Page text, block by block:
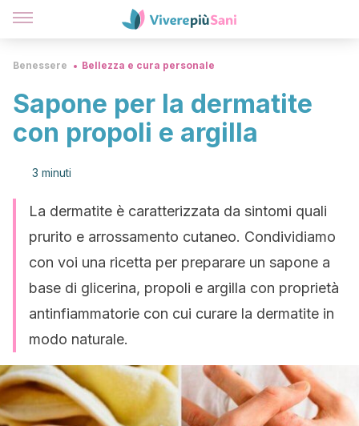
Benessere Bellezza e cura personale
Sapone per la dermatite
con propoli e argilla
3 minuti
La dermatite è caratterizzata da sintomi quali
prurito e arrossamento cutaneo. Condividiamo
con voi una ricetta per preparare un sapone a
base di glicerina, propoli e argilla con proprietà
antinfiammatorie con cui curare la dermatite in
modo naturale.